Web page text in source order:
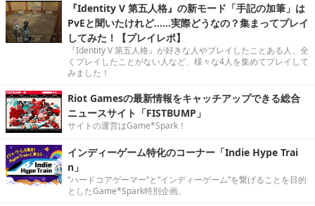
『Identity V 第五人格』の新モード「手記の加筆」は
PvEと聞いたけれど……実際どうなの？集まってプレイ
してみた！【プレイレポ】
『Identity V 第五人格』が好きな人やプレイしたことある人、全
くプレイしたことがない人など、様々な4人を集めてプレイして
みました！
Riot Gamesの最新情報をキャッチアップできる総合
ニュースサイト「FISTBUMP」
サイトの運営はGame*Spark！
インディーゲーム特化のコーナー「Indie Hype Trai
n」
“ハードコアゲーマー”と“インディーゲーム”を繋げることを目的
としたGame*Spark特別企画。